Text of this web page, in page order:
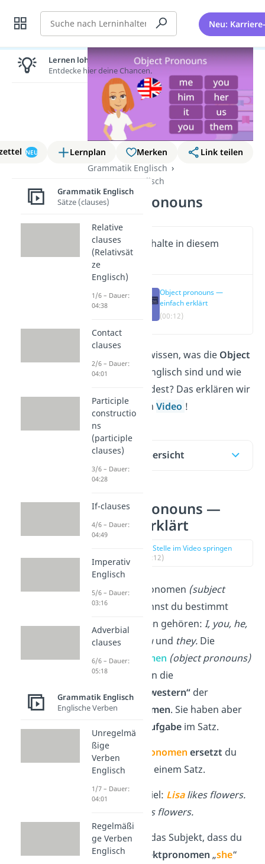
Suche Neu:
NEU Lernplan Merken
Link teilen
Grammatik Englisch
Pronomen Englisch
Object pronouns
Wichtige Inhalte in diesem
Video
Object pronouns —
einfach erklärt
(00:12)
Du möchtest wissen, was die Object
pronouns
in Englisch sind und wie
du sie verwendest? Das erklären wir
dir hier und im Video !
Inhaltsübersicht
Object pronouns —
einfach erklärt
zur Stelle im Video springen
(00:12)
Die Subjektpronomen (subject
pronouns)
kennst du bestimmt
schon. Zu ihnen gehören: I, you, he,
she, it, we, youund they.Die
Objektpronomen (object pronouns)
sind sozusagen die
„Zwillingsschwestern“der
Subjektpronomen. Sie haben aber
andere Aufgabeim Satz.
MitSubjektpronomen ersetzt du
dasSubjekt
in einem Satz.
Zum Beispiel: Lisalikes flowers.
likes flowers.
Hier ist „Lisa“ das Subjekt, dass du
mit dem
Subjektpronomen „she“
Lernen lohnt sich!
Entdecke hier deine Chancen.
Grammatik Englisch
Sätze (clauses)
Relative
clauses
(Relativsät
ze
Englisch)
1/6 – Dauer:
04:38
Contact
clauses
2/6 – Dauer:
04:01
Participle
constructio
ns
(participle
clauses)
3/6 – Dauer:
04:28
If-clauses
4/6 – Dauer:
04:49
Imperativ
Englisch
5/6 – Dauer:
03:16
Adverbial
clauses
6/6 – Dauer:
05:18
Grammatik Englisch
Englische Verben
Unregelmä
ßige
Verben
Englisch
1/7 – Dauer:
04:01
Regelmäßi
ge Verben
Englisch